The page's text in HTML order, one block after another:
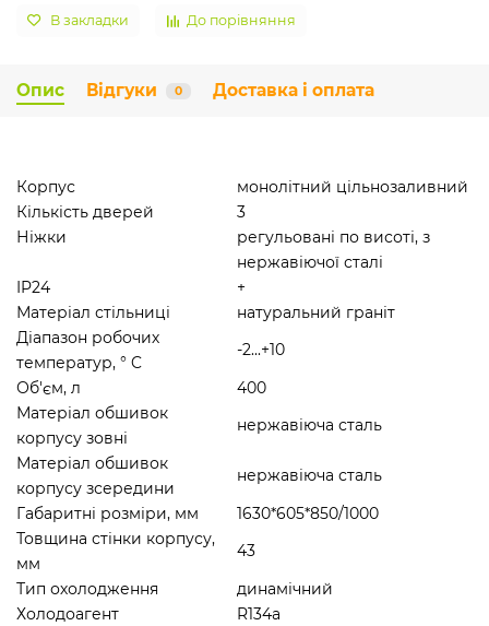
В закладки До порівняння
Опис Відгуки 0 Доставка і оплата
Корпус
монолітний цільнозаливний
Кількість дверей
3
Ніжки
регульовані по висоті, з
нержавіючої сталі
IP24
+
Матеріал стільниці
натуральний граніт
Діапазон робочих
температур, ° C
-2...+10
Об'єм, л
400
Матеріал обшивок
корпусу зовні
нержавіюча сталь
Матеріал обшивок
корпусу зсередини
нержавіюча сталь
Габаритні розміри, мм
1630*605*850/1000
Товщина стінки корпусу,
мм
43
Тип охолодження
динамічний
Холодоагент
R134a